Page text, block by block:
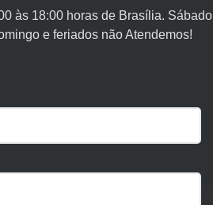
às 18:00 horas de Brasília. Sábado
e feriados não Atendemos!